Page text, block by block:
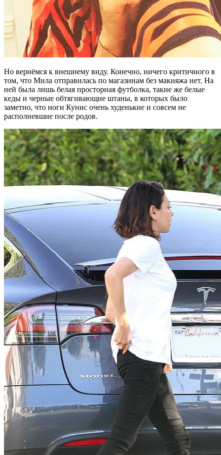
Но вернёмся к внешнему виду. Конечно, ничего критичного в
том, что Мила отправилась по магазинам без макияжа нет. На
ней была лишь белая просторная футболка, такие же белые
кеды и черные обтягивающие штаны, в которых было
заметно, что ноги Кунис очень худенькие и совсем не
располневшие после родов.